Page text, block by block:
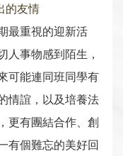
友情
重視的迎新活
人事物感到陌生，
可能連同班同學有
情誼，以及培養法
更有團結合作、創
有個難忘的美好回